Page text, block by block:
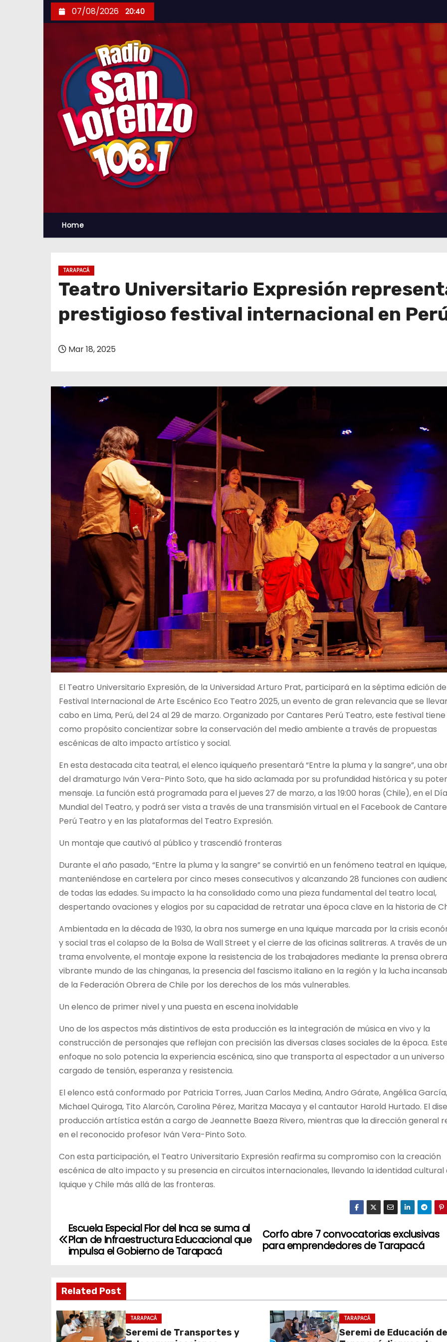
k
07/08/2026 20:40
Home
TARAPACÁ
Teatro Universitario Expresión
prestigioso festival internacional en
Mar 18, 2025
El Teatro Universitario Expresión, de la Universidad Arturo Prat, participará en la séptima edición
Festival Internacional de Arte Escénico Eco Teatro 2025, un evento de gran relevancia que se
cabo en Lima, Perú, del 24 al 29 de marzo. Organizado por Cantares Perú Teatro, este festival tiene
como propósito concientizar sobre la conservación del medio ambiente a través de propuestas
escénicas de alto impacto artístico y social.
En esta destacada cita teatral, el elenco iquiqueño presentará “Entre la pluma y la sangre”, una
del dramaturgo Iván Vera-Pinto Soto, que ha sido aclamada por su profundidad histórica y su
mensaje. La función está programada para el jueves 27 de marzo, a las 19:00 horas (Chile), en el Día
Mundial del Teatro, y podrá ser vista a través de una transmisión virtual en el Facebook de
Perú Teatro y en las plataformas del Teatro Expresión.
Un montaje que cautivó al público y trascendió fronteras
Durante el año pasado, “Entre la pluma y la sangre” se convirtió en un fenómeno teatral en Iquique,
manteniéndose en cartelera por cinco meses consecutivos y alcanzando 28 funciones con
de todas las edades. Su impacto la ha consolidado como una pieza fundamental del teatro local,
despertando ovaciones y elogios por su capacidad de retratar una época clave en la historia de
Ambientada en la década de 1930, la obra nos sumerge en una Iquique marcada por la crisis
y social tras el colapso de la Bolsa de Wall Street y el cierre de las oficinas salitreras. A través de
trama envolvente, el montaje expone la resistencia de los trabajadores mediante la prensa
vibrante mundo de las chinganas, la presencia del fascismo italiano en la región y la lucha
de la Federación Obrera de Chile por los derechos de los más vulnerables.
Un elenco de primer nivel y una puesta en escena inolvidable
Uno de los aspectos más distintivos de esta producción es la integración de música en vivo y la
construcción de personajes que reflejan con precisión las diversas clases sociales de la época. Este
enfoque no solo potencia la experiencia escénica, sino que transporta al espectador a un universo
cargado de tensión, esperanza y resistencia.
El elenco está conformado por Patricia Torres, Juan Carlos Medina, Andro Gárate, Angélica García,
Michael Quiroga, Tito Alarcón, Carolina Pérez, Maritza Macaya y el cantautor Harold Hurtado. El
producción artística están a cargo de Jeannette Baeza Rivero, mientras que la dirección general
en el reconocido profesor Iván Vera-Pinto Soto.
Con esta participación, el Teatro Universitario Expresión reafirma su compromiso con la creación
escénica de alto impacto y su presencia en circuitos internacionales, llevando la identidad cultural
Iquique y Chile más allá de las fronteras.
N
e
g
a
Corfo abre 7 convocatorias exclusivas
para emprendedores de Tarapacá
Escuela Especial Flor del Inca se suma al
Plan de Infraestructura Educacional que
impulsa el Gobierno de Tarapacá
Related Post
TARAPACÁ
Seremi de Transportes y
TARAPACÁ
Seremi de Educación de